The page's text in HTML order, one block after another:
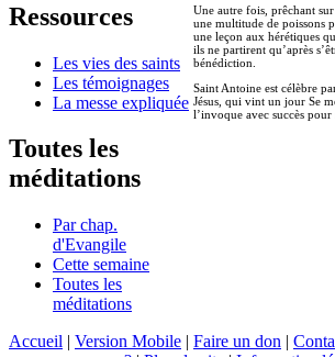
Ressources
Les vies des saints
Les témoignages
La messe expliquée
Toutes les
méditations
Par chap.
d'Evangile
Cette semaine
Toutes les
méditations
Une autre fois, prêchant
une multitude de poissons
une leçon aux hérétiques
ils ne partirent qu’après
bénédiction.
Saint Antoine est célèbre
Jésus, qui vint un jour Se
l’invoque avec succès
Accueil | Version Mobile | Faire un don |